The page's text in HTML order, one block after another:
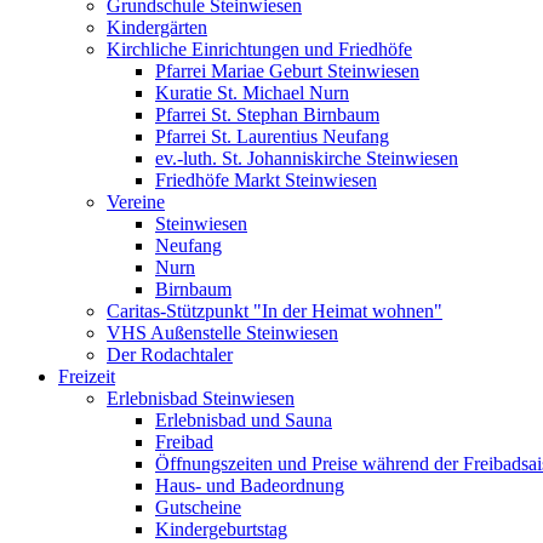
Grundschule Steinwiesen
Kindergärten
Kirchliche Einrichtungen und Friedhöfe
Pfarrei Mariae Geburt Steinwiesen
Kuratie St. Michael Nurn
Pfarrei St. Stephan Birnbaum
Pfarrei St. Laurentius Neufang
ev.-luth. St. Johanniskirche Steinwiesen
Friedhöfe Markt Steinwiesen
Vereine
Steinwiesen
Neufang
Nurn
Birnbaum
Caritas-Stützpunkt "In der Heimat wohnen"
VHS Außenstelle Steinwiesen
Der Rodachtaler
Freizeit
Erlebnisbad Steinwiesen
Erlebnisbad und Sauna
Freibad
Öffnungszeiten und Preise während der
Haus- und Badeordnung
Gutscheine
Kindergeburtstag